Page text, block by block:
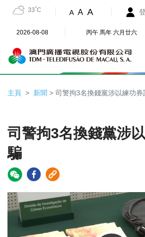
33˚C A A A
2026-08-08 丙午 馬年 六月廿六
主頁 新聞 > 司警拘3名換錢黨涉以練功券
司警拘3名換錢黨涉
騙
Video
Player